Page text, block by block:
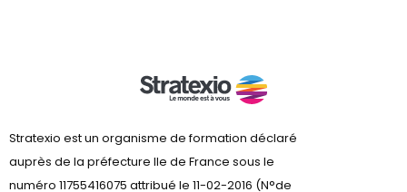
Stratexio est un organisme de formation déclaré
auprès de la préfecture lle de France sous le
numéro 11755416075 attribué le 11-02-2016 (N°de